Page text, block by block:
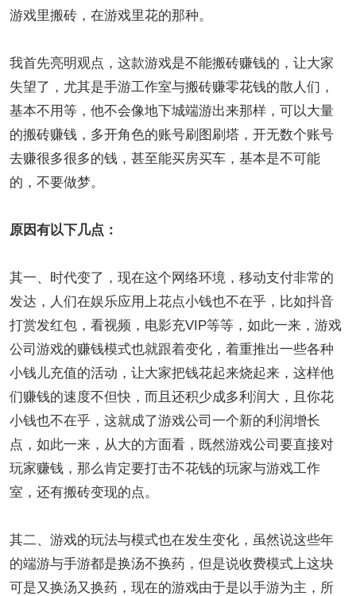
游戏里搬砖，在游戏里花的那种。
我首先亮明观点，这款游戏是不能搬砖赚钱的，让大家
失望了，尤其是手游工作室与搬砖赚零花钱的散人们，
基本不用等，他不会像地下城端游出来那样，可以大量
的搬砖赚钱，多开角色的账号刷图刷塔，开无数个账号
去赚很多很多的钱，甚至能买房买车，基本是不可能
的，不要做梦。
原因有以下几点：
其一、时代变了，现在这个网络环境，移动支付非常的
发达，人们在娱乐应用上花点小钱也不在乎，比如抖音
打赏发红包，看视频，电影充VIP等等，如此一来，游戏
公司游戏的赚钱模式也就跟着变化，着重推出一些各种
小钱儿充值的活动，让大家把钱花起来烧起来，这样他
们赚钱的速度不但快，而且还积少成多利润大，且你花
小钱也不在乎，这就成了游戏公司一个新的利润增长
点，如此一来，从大的方面看，既然游戏公司要直接对
玩家赚钱，那么肯定要打击不花钱的玩家与游戏工作
室，还有搬砖变现的点。
其二、游戏的玩法与模式也在发生变化，虽然说这些年
的端游与手游都是换汤不换药，但是说收费模式上这块
可是又换汤又换药，现在的游戏由于是以手游为主，所